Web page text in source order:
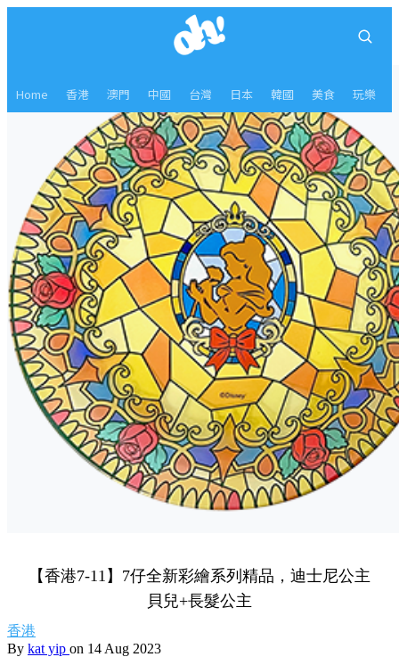
Home 香港 澳門 中國 台灣 日本 韓國 美食 玩樂
【香港7-11】7仔全新彩繪系列精品，迪士尼公主
貝兒+長髮公主
香港
By kat yip on 14 Aug 2023